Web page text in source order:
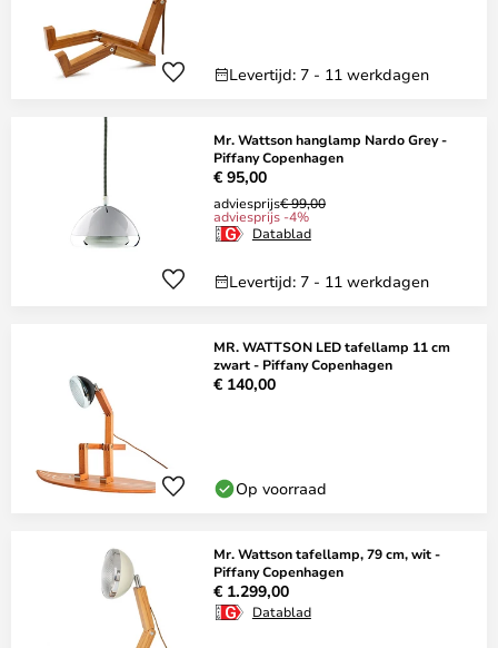
Levertijd: 7 - 11 werkdagen
Mr. Wattson hanglamp Nardo Grey -
Piffany Copenhagen
€ 95,00
adviesprijs€ 99,00
adviesprijs -4%
Datablad
Levertijd: 7 - 11 werkdagen
MR. WATTSON LED tafellamp 11 cm
zwart - Piffany Copenhagen
€ 140,00
Op voorraad
Mr. Wattson tafellamp, 79 cm, wit -
Piffany Copenhagen
€ 1.299,00
Datablad